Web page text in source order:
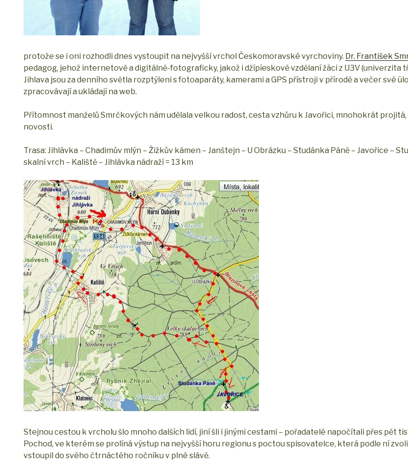
protože se i oni rozhodli dnes vystoupit na nejvyšší vrchol Českomoravské vyrchoviny. Dr. František
pedagog, jehož internetově a digitálně-fotograficky, jakož i džípíeskově vzdělaní žáci z U3V (univerzita
Jihlava jsou za denního světla rozptýleni s fotoaparáty, kamerami a GPS přístroji v přírodě a večer své
zpracovávají a ukládají na web.
Přítomnost manželů Smrčkových nám udělala velkou radost, cesta vzhůru k Javořici, mnohokrát
novosti.
Trasa: Jihlávka – Chadimův mlýn – Žižkův kámen – Janštejn – U Obrázku – Studánka Páně – Javořice –
skalní vrch – Kaliště – Jihlávka nádraží = 13 km
Stejnou cestou k vrcholu šlo mnoho dalších lidí, jiní šli i jinými cestami – pořadatelé napočítali přes pět
Pochod, ve kterém se prolíná výstup na nejvyšší horu regionu s poctou spisovatelce, která podle ní
vstoupil do svého čtrnáctého ročníku v plné slávě.